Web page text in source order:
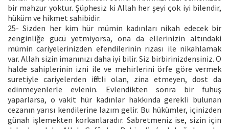
bir mahzur yoktur. Şüphesiz ki Allah her şeyi çok iyi bilendir,
hüküm ve hikmet sahibidir.
25- Sizden her kim hür mümin kadınları nikah edecek bir
zenginliğe gücü yetmiyorsa, ona da ellerinizin altındaki
mümin cariyelerinizden efendilerinin rızası ile nikahlamak
var. Allah sizin imanınızı daha iyi bilir. Siz birbirinizdensiniz. O
halde sahiplerinin izni ile ve mehirlerini örfe göre vermek
suretiyle cariyelerden iffetli olan, zina etmeyen, dost da
edinmeyenlerle evlenin. Evlendikten sonra bir fuhuş
yaparlarsa, o vakit hür kadınlar hakkında gerekli bulunan
cezanın yarısı kendilerine lazım gelir. Bu hükümler, içinizden
günah işlemekten korkanlaradır. Sabretmeniz ise, sizin için